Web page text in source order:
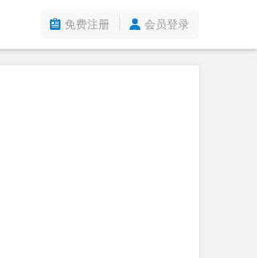
免费注册 会员登录